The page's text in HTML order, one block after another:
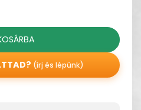
(írj és lépünk)